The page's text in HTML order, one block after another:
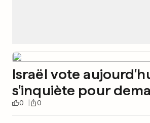
Israël vote
s'inquiète pour
0 0